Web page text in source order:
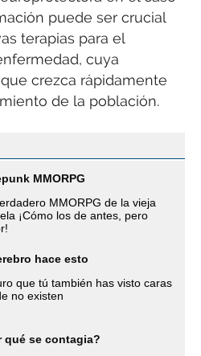
puede ser crucial
terapias para el
cuya
crezca rápidamente
de la población.
MMORPG
MMORPG de la vieja
¡Cómo los de antes, pero
hace esto
que tú también has visto caras
no existen
qué se contagia?